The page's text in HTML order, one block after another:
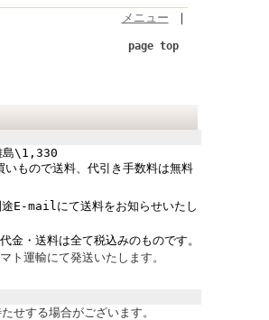
メニュー ｜
page top
島\1,330
もので送料、代引き手数料は無料
E-mailにて送料をお知らせいたし
金・送料は全て税込みのものです。
ト運輸にて発送いたします。
せする場合がございます。